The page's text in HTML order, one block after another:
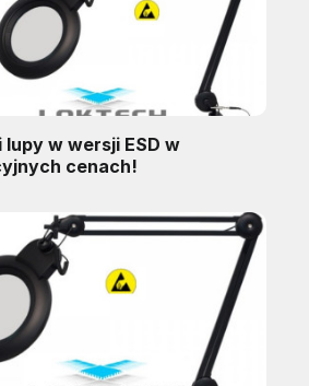
lupy w wersji ESD w
cenach!